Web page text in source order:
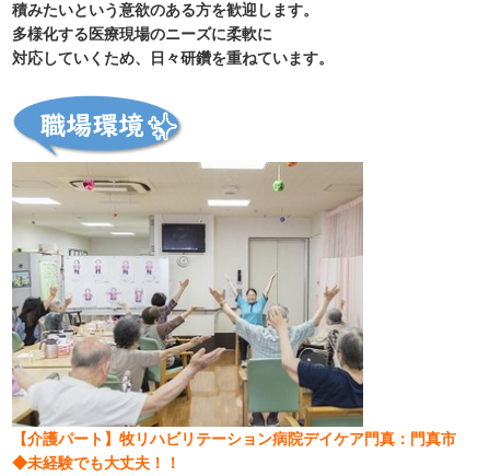
積みたいという意欲のある方を歓迎します。
多様化する医療現場のニーズに柔軟に
対応していくため、日々研鑽を重ねています。
【介護パート】牧リハビリテーション病院デイケア門真：門真市
◆未経験でも大丈夫！！